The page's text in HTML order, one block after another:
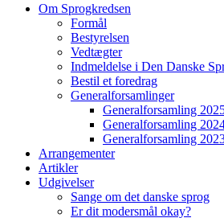
Om Sprogkredsen
Formål
Bestyrelsen
Vedtægter
Indmeldelse i Den Danske
Bestil et foredrag
Generalforsamlinger
Generalforsamling
Generalforsamling
Generalforsamling
Arrangementer
Artikler
Udgivelser
Sange om det danske sprog
Er dit modersmål okay?